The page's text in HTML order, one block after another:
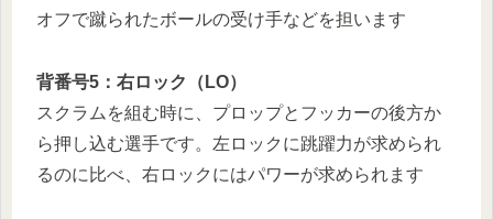
オフで蹴られたボールの受け手などを担います
背番号5：右ロック（LO）
スクラムを組む時に、プロップとフッカーの後方か
ら押し込む選手です。左ロックに跳躍力が求められ
るのに比べ、右ロックにはパワーが求められます